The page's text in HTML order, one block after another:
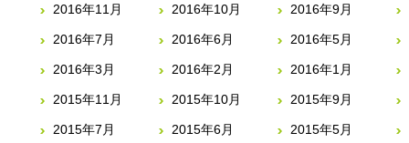
2016年11月 2016年10月 2016年9月
2016年7月 2016年6月 2016年5月
2016年3月 2016年2月 2016年1月
2015年11月 2015年10月 2015年9月
2015年7月 2015年6月 2015年5月